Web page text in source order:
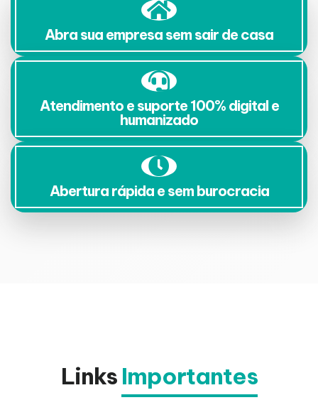
Abra sua empresa sem sair de casa
Atendimento e suporte 100% digital e
humanizado
Abertura rápida e sem burocracia
Links Importantes